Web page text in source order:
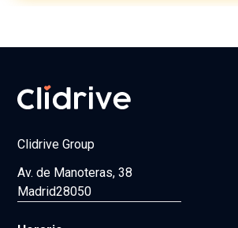
Clidrive Group
Av. de Manoteras, 38
Madrid28050